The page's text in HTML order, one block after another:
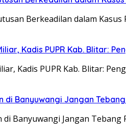
Berkeadilan dalam
Kadis PUPR Kab. Blitar:
Kadis PUPR Kab. Blitar:
di Banyuwangi Jangan Tebang
Banyuwangi Jangan